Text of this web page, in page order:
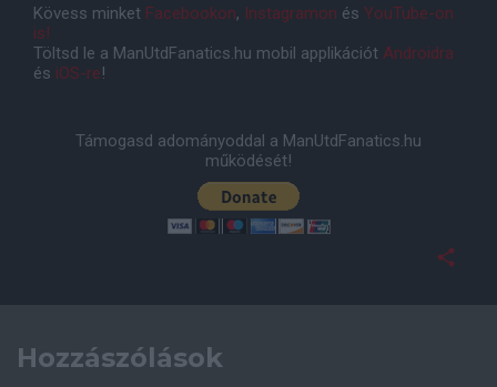
Kövess minket Facebookon, Instagramon és YouTube-on
is!
Töltsd le a ManUtdFanatics.hu mobil applikációt Androidra
és iOS-re!
Támogasd adományoddal a ManUtdFanatics.hu
működését!
Hozzászólások